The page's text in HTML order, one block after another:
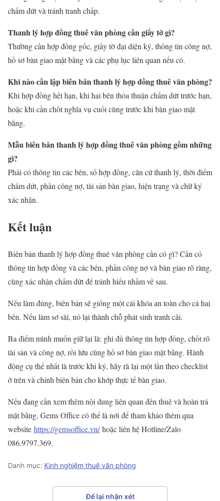
chấm dứt và tránh tranh chấp.
Thanh lý hợp đồng thuê văn phòng cần giấy tờ gì?
Thường cần hợp đồng gốc, giấy tờ đại diện ký, thông tin công nợ,
hồ sơ bàn giao mặt bằng và các phụ lục liên quan nếu có.
Khi nào cần lập biên bản thanh lý hợp đồng thuê văn phòng?
Khi hợp đồng hết hạn, khi hai bên thỏa thuận chấm dứt trước hạn,
hoặc khi cần chốt nghĩa vụ cuối cùng trước khi bàn giao mặt
bằng.
Mẫu biên bản thanh lý hợp đồng thuê văn phòng gồm những
gì?
Phải có thông tin các bên, số hợp đồng, căn cứ thanh lý, thời điểm
chấm dứt, phần công nợ, tài sản bàn giao, hiện trạng và chữ ký
xác nhận.
Kết luận
Biên bản thanh lý hợp đồng thuê văn phòng cần có gì? Cần có
thông tin hợp đồng và các bên, phần công nợ và bàn giao rõ ràng,
cùng xác nhận chấm dứt để tránh hiểu nhầm về sau.
Nếu làm đúng, biên bản sẽ giống một cái khóa an toàn cho cả hai
bên. Nếu làm sơ sài, nó lại thành chỗ phát sinh tranh cãi.
Ba điểm mình muốn giữ lại là: ghi đủ thông tin hợp đồng, chốt rõ
tài sản và công nợ, rồi lưu cùng hồ sơ bàn giao mặt bằng. Hành
động cụ thể nhất là trước khi ký, hãy rà lại một lần theo checklist
ở trên và chỉnh biên bản cho khớp thực tế bàn giao.
Nếu đang cần xem thêm nội dung liên quan đến thuê và hoàn trả
mặt bằng, Gems Office có thể là nơi để tham khảo thêm qua
website https://gemsoffice.vn/hoặc liên hệ Hotline/Zalo
086.9797.369.
Danh mục: Kinh nghiệm thuê văn phòng
Để lại nhận xét